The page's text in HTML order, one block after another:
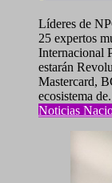
Líderes de
25 expertos
Internacional
estarán
Mastercard,
ecosistema
Noticias